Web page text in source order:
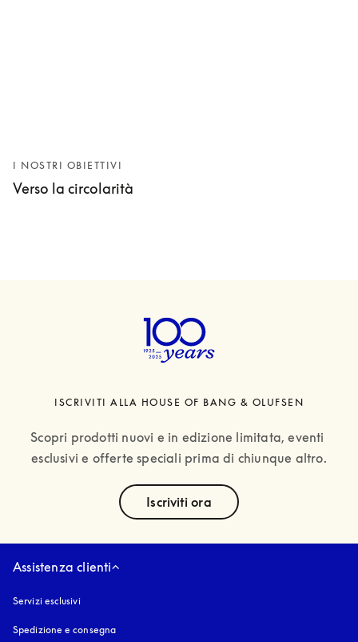
I NOSTRI OBIETTIVI
Verso la circolarità
ISCRIVITI ALLA HOUSE OF BANG & OLUFSEN
Scopri prodotti nuovi e in edizione limitata, eventi
esclusivi e offerte speciali prima di chiunque altro.
Iscriviti ora
Assistenza clienti
Servizi esclusivi
Spedizione e consegna